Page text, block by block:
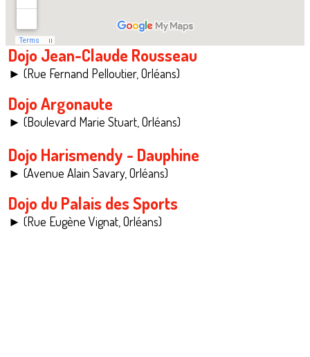
Dojo Jean-Claude Rousseau
► (Rue Fernand Pelloutier, Orléans)
Dojo Argonaute
► (Boulevard Marie Stuart, Orléans)
Dojo Harismendy - Dauphine
► (Avenue Alain Savary, Orléans)
Dojo du Palais des Sports
► (Rue Eugène Vignat, Orléans)